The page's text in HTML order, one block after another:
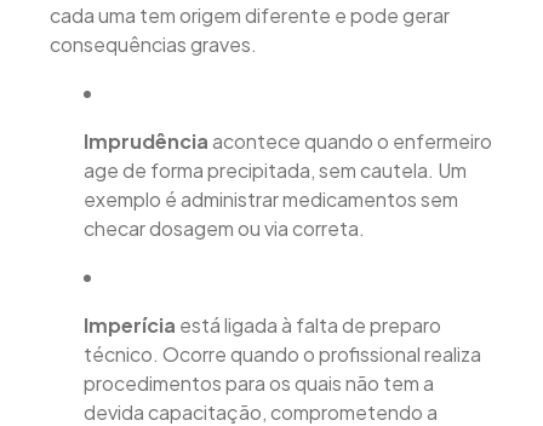
cada uma tem origem diferente e pode gerar
consequências graves.
Imprudênciaacontece quando o enfermeiro
age de forma precipitada, sem cautela. Um
exemplo é administrar medicamentos sem
checar dosagem ou via correta.
Imperícia está ligada à falta de preparo
técnico. Ocorre quando o profissional realiza
procedimentos para os quais não tem a
devida capacitação, comprometendo a